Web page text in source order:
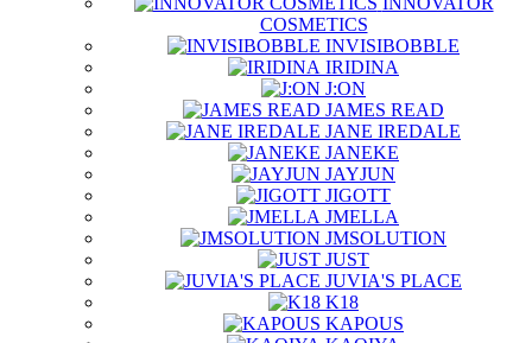
COSMETICS
INVISIBOBBLE
IRIDINA
J:ON
JAMES READ
JANE IREDALE
JANEKE
JAYJUN
JIGOTT
JMELLA
JMSOLUTION
JUST
JUVIA'S PLACE
K18
KAPOUS